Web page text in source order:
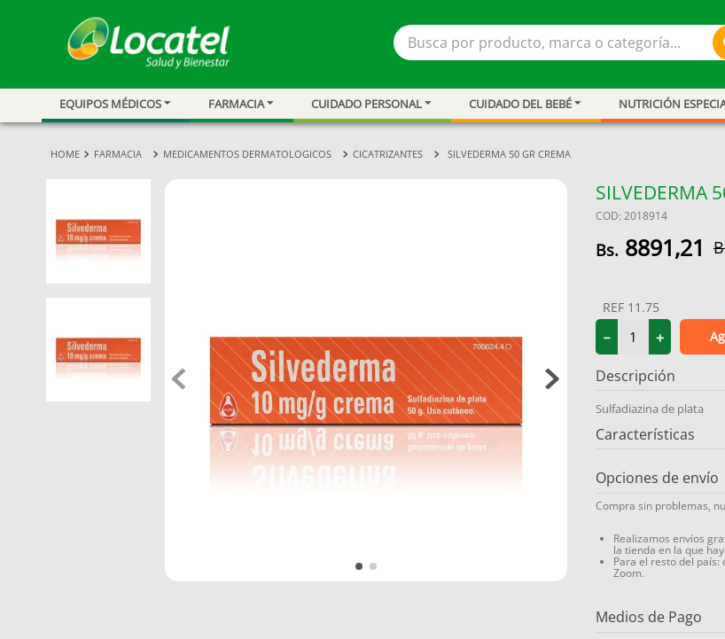
Busca por producto, marca o categoría...
EQUIPOS MÉDICOS FARMACIA CUIDADO PERSONAL CUIDADO DEL BEBÉ NUTRICIÓN
FARMACIA MEDICAMENTOS DERMATOLOGICOS CICATRIZANTES SILVEDERMA 50 GR CREMA
SILVEDERMA
COD: 2018914
8891,21
REF 11.75
＋
－
Descripción
Sulfadiazina de plata
Características
Opciones de envío
Compra sin problemas,
Realizamos envíos
la tienda en la que
Para el resto del país:
Zoom.
Medios de Pago
3.
tensiometro
9.
miovit
10. medias compresión